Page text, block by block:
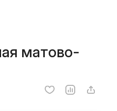
матово-